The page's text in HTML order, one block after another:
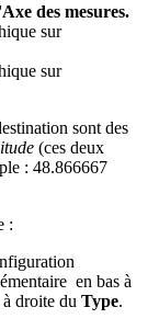
Axe des mesures.
sur
sur
sont des
(ces deux
: 48.866667
:
en bas à
à droite du Type.